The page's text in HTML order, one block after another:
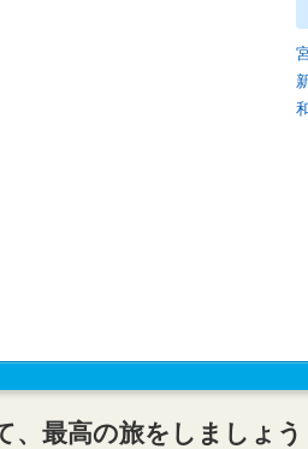
、最高の旅をしましょう